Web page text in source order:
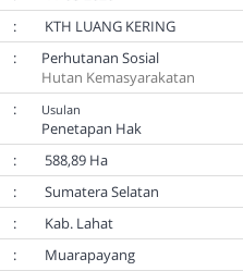
:
KTH LUANG KERING
:
Perhutanan Sosial
Hutan Kemasyarakatan
: Usulan
Penetapan Hak
:
588,89 Ha
:
Sumatera Selatan
:
Kab. Lahat
:
Muarapayang